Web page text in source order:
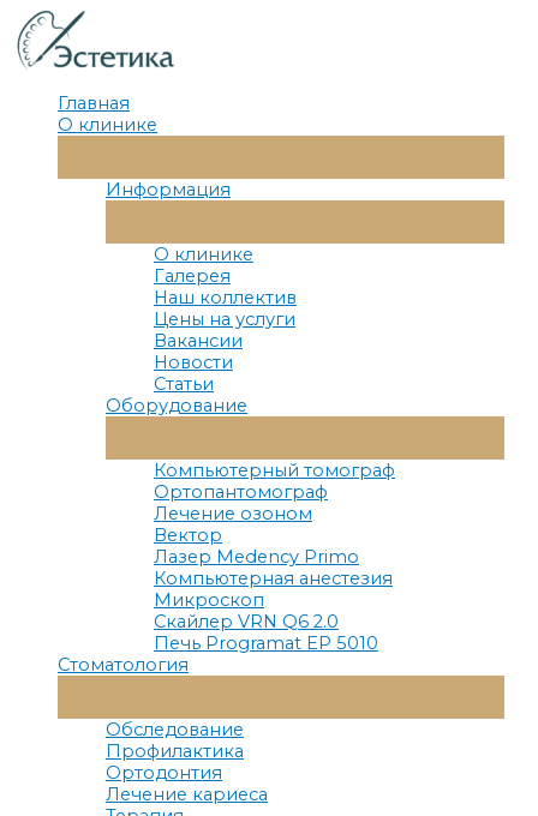
Перейти
к
содержимому
Главная
О клинике
Меню
Информация
Меню
О клинике
Галерея
Наш коллектив
Цены на услуги
Вакансии
Новости
Статьи
Оборудование
Меню
Компьютерный томограф
Ортопантомограф
Лечение озоном
Вектор
Лазер Medency Primo
Компьютерная анестезия
Микроскоп
Скайлер VRN Q6 2.0
Печь Programat EP 5010
Стоматология
Меню
Обследование
Профилактика
Ортодонтия
Лечение кариеса